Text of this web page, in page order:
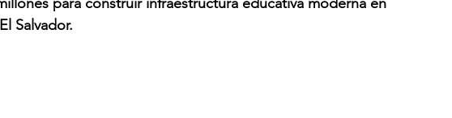
Salvador.